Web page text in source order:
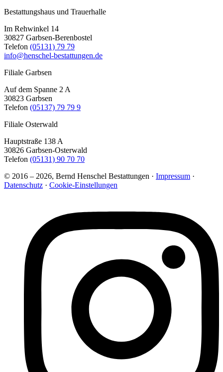
Bestattungshaus und Trauerhalle
Im Rehwinkel 14
30827 Garbsen-Berenbostel
Telefon (05131) 79 79
info@henschel-bestattungen.de
Filiale Garbsen
Auf dem Spanne 2 A
30823 Garbsen
Telefon (05137) 79 79 9
Filiale Osterwald
Hauptstraße 138 A
30826 Garbsen-Osterwald
Telefon (05131) 90 70 70
© 2016 – 2026, Bernd Henschel Bestattungen · Impressum ·
Datenschutz · Cookie-Einstellungen